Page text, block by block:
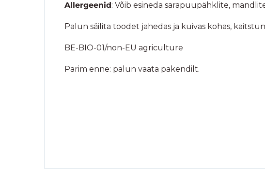
Allergeenid: Võib esineda sarapuupähklite,
Palun säilita toodet jahedas ja kuivas kohas,
BE-BIO-01/non-EU agriculture
Parim enne: palun vaata pakendilt.